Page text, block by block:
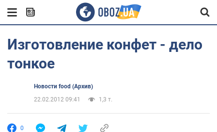
Изготовление конфет - дело
тонкое
Новости food (Архив)
22.02.2012 09:41
1,3 т.
0